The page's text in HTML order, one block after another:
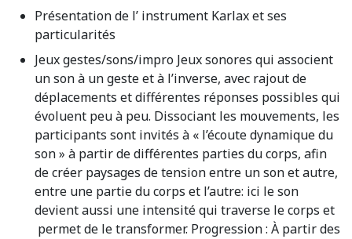
Présentation de l’ instrument Karlax et ses
particularités
Jeux gestes/sons/impro Jeux sonores qui associent
un son à un geste et à l’inverse, avec rajout de
déplacements et différentes réponses possibles qui
évoluent peu à peu. Dissociant les mouvements, les
participants sont invités à « l’écoute dynamique du
son » à partir de différentes parties du corps, afin
de créer paysages de tension entre un son et autre,
entre une partie du corps et l’autre: ici le son
devient aussi une intensité qui traverse le corps et
permet de le transformer. Progression : À partir des